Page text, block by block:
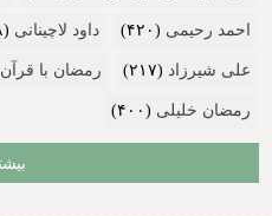
احمد رحیمی (۴۲۰) داود لاچینانی (۲۲۸)
علی شیرزاد (۲۱۷) رمضان با قرآن
رمضان خلیلی (۴۰۰)